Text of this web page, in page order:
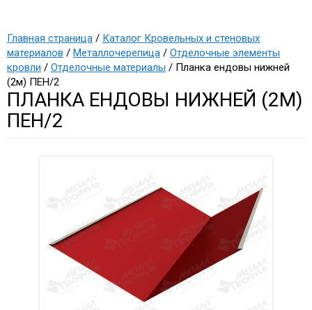
Главная страница / Каталог Кровельных и стеновых
материалов / Металлочерепица / Отделочные элементы
кровли / Отделочные материалы / Планка ендовы нижней
(2м) ПЕН/2
ПЛАНКА ЕНДОВЫ НИЖНЕЙ (2М)
ПЕН/2